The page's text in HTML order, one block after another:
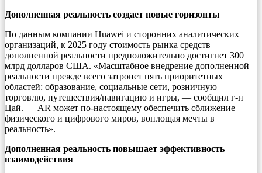
Дополненная реальность создает новые горизонты
По данным компании Huawei и сторонних аналитических
организаций, к 2025 году стоимость рынка средств
дополненной реальности предположительно достигнет 300
млрд долларов США. «Масштабное внедрение дополненной
реальности прежде всего затронет пять приоритетных
областей: образование, социальные сети, розничную
торговлю, путешествия/навигацию и игры, — сообщил г-н
Цай. — AR может по-настоящему обеспечить сближение
физического и цифрового миров, воплощая мечты в
реальность».
Дополненная реальность повышает эффективность
взаимодействия